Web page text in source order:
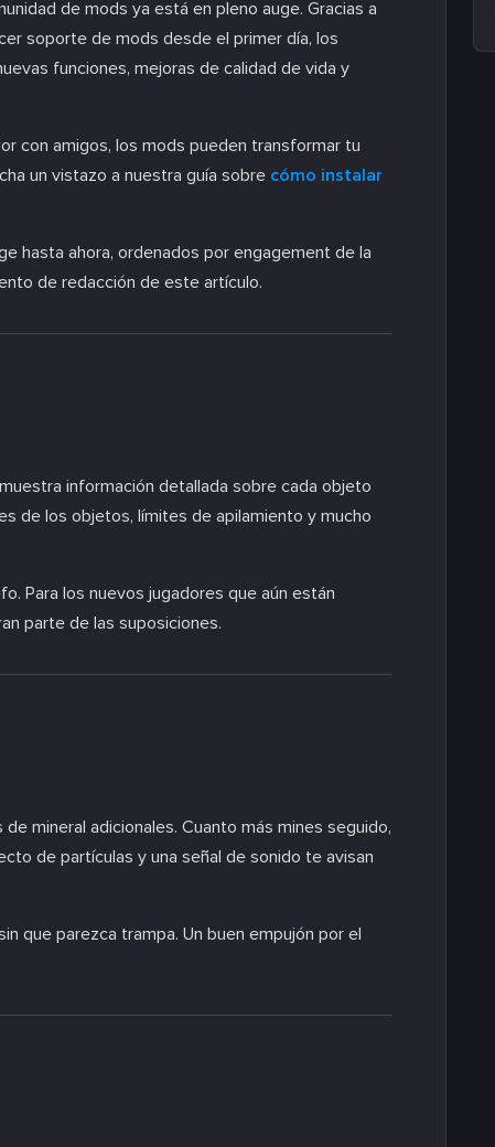
de mods ya está en pleno auge. Gracias a
soporte de mods desde el primer día, los
funciones, mejoras de calidad de vida y
con amigos, los mods pueden transformar tu
un vistazo a nuestra guía sobre cómo instalar
hasta ahora, ordenados por engagement de la
de redacción de este artículo.
información detallada sobre cada objeto
de los objetos, límites de apilamiento y mucho
Para los nuevos jugadores que aún están
parte de las suposiciones.
mineral adicionales. Cuanto más mines seguido,
de partículas y una señal de sonido te avisan
que parezca trampa. Un buen empujón por el